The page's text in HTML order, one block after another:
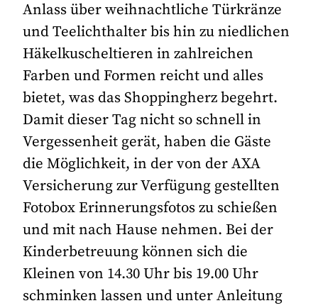
Anlass über weihnachtliche Türkränze
und Teelichthalter bis hin zu niedlichen
Häkelkuscheltieren in zahlreichen
Farben und Formen reicht und alles
bietet, was das Shoppingherz begehrt.
Damit dieser Tag nicht so schnell in
Vergessenheit gerät, haben die Gäste
die Möglichkeit, in der von der AXA
Versicherung zur Verfügung gestellten
Fotobox Erinnerungsfotos zu schießen
und mit nach Hause nehmen. Bei der
Kinderbetreuung können sich die
Kleinen von 14.30 Uhr bis 19.00 Uhr
schminken lassen und unter Anleitung